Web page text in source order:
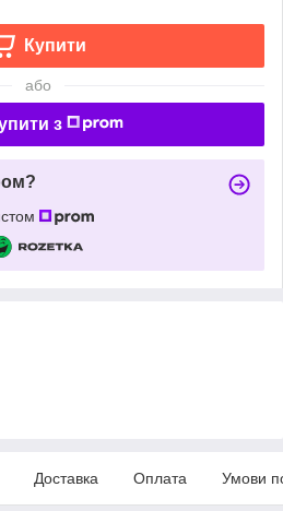
Купити
або
з
Доставка Оплата Умови